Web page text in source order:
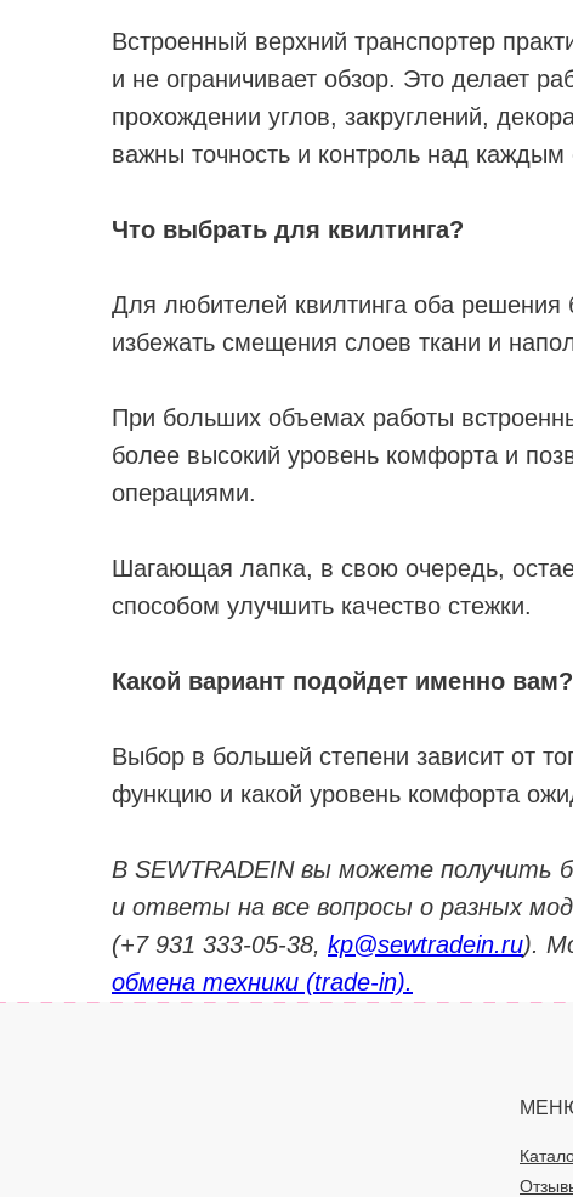
Встроенный верхний транспортер
и не ограничивает обзор. Это делает
прохождении углов, закруглений,
важны точность и контроль над каждым
Что выбрать для квилтинга?
Для любителей квилтинга оба решения
избежать смещения слоев ткани и
При больших объемах работы
более высокий уровень комфорта и
операциями.
Шагающая лапка, в свою очередь,
способом улучшить качество стежки.
Какой вариант подойдет именно вам?
Выбор в большей степени зависит от
функцию и какой уровень комфорта
В SEWTRADEIN вы можете получить
и ответы на все вопросы о разных
(+7 931 333-05-38, kp@sewtradein.ru).
обмена техники (trade-in).